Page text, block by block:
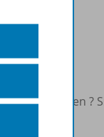
Sie unter:
Lizenzformen ?